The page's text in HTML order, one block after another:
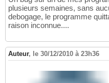
plusieurs semaines, sans
debogage, le programme
raison inconnue....
Auteur, le 30/12/2010 à 23h36